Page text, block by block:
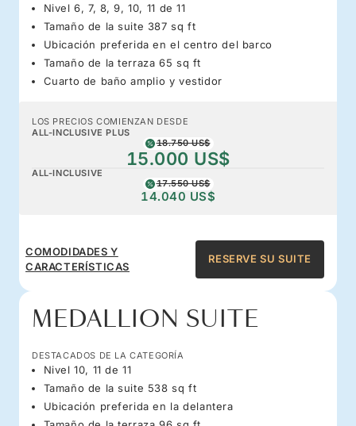
Nivel 6, 7, 8, 9, 10, 11 de 11
Tamaño de la suite 387 sq ft
Ubicación preferida en el centro del barco
Tamaño de la terraza 65 sq ft
Cuarto de baño amplio y vestidor
LOS PRECIOS COMIENZAN DESDE
ALL-INCLUSIVE PLUS
18.750 US$
15.000 US$
ALL-INCLUSIVE
17.550 US$
14.040 US$
COMODIDADES Y
CARACTERÍSTICAS
RESERVE SU SUITE
MEDALLION SUITE
DESTACADOS DE LA CATEGORÍA
Nivel 10, 11 de 11
Tamaño de la suite 538 sq ft
Ubicación preferida en la delantera